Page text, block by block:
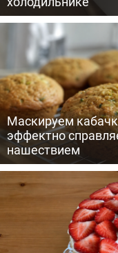
Маскируем
эффектно
нашествием